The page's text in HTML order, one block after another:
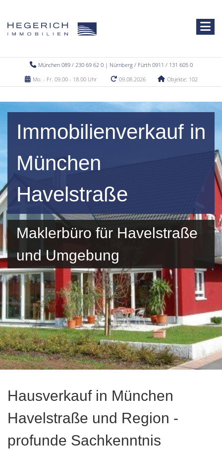
München 089 / 230 69 62 0 | Nürnberg / Fürth 0911 / 131 605 0
Mo. - Fr. 09.00 - 18.00 Uhr
09.08.2026 Objekte: 102
Immobilienverkauf in
München
Havelstraße
Maklerbüro für Havelstraße
und Umgebung
Hausverkauf in München
Havelstraße und Region -
profunde Sachkenntnis